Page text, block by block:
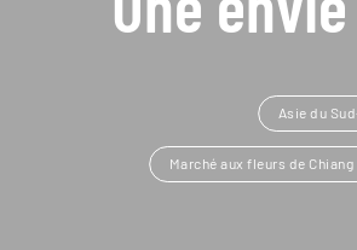
Asie du
Marché aux fleurs de Chiang